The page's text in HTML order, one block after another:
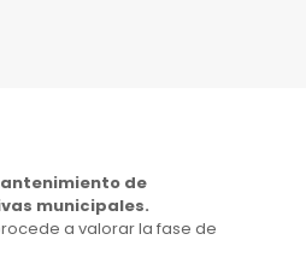
de
municipales.
a valorar la fase de